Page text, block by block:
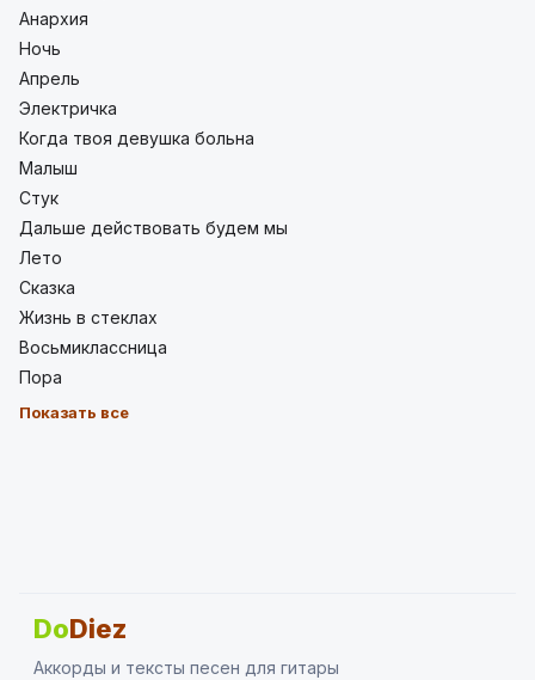
Анархия
Ночь
Апрель
Электричка
Когда твоя девушка больна
Малыш
Стук
Дальше действовать будем мы
Лето
Сказка
Жизнь в стеклах
Восьмиклассница
Пора
Показать все
DoDiez
Аккорды и тексты песен для гитары